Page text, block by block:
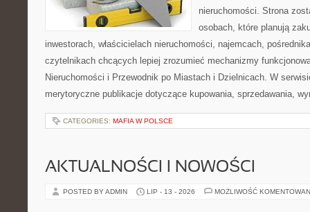
nieruchomości. Strona
osobach, które planują
inwestorach, właścicielach nieruchomości, najemcach,
czytelnikach chcących lepiej zrozumieć mechanizmy
Nieruchomości i Przewodnik po Miastach i Dzielnicach. W
merytoryczne publikacje dotyczące kupowania, sprzedawania,
CATEGORIES: MAFIA W POLSCE
AKTUALNOŚCI I NOWOŚCI
POSTED BY ADMIN LIP - 13 - 2026 MOŻLIWOŚĆ